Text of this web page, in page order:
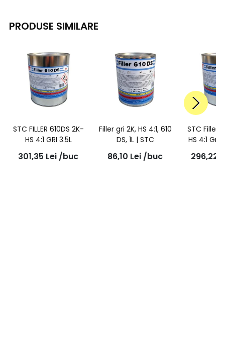
PRODUSE SIMILARE
STC FILLER 610DS 2K-
HS 4:1 GRI 3.5L
301,35 Lei /buc
Filler gri 2K, HS 4:1, 610
DS, 1L | STC
86,10 Lei /buc
STC Filler
HS 4:1 Gri
296,22